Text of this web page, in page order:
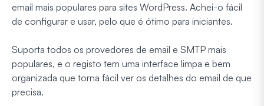
email mais populares para sites WordPress. Achei-o fácil
de configurar e usar, pelo que é ótimo para iniciantes.
Suporta todos os provedores de email e SMTP mais
populares, e o registo tem uma interface limpa e bem
organizada que torna fácil ver os detalhes do email de que
precisa.